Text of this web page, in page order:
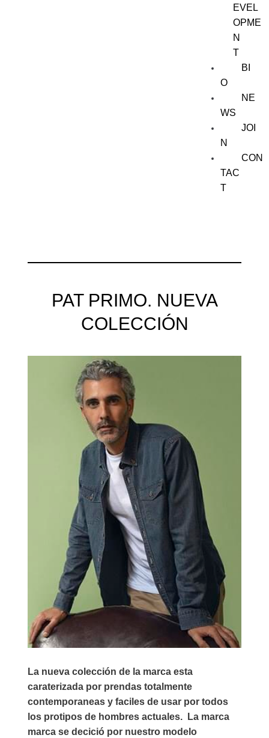
EVEL
OPME
N
T
BI
O
NE
WS
JOI
N
CON
TAC
T
PAT PRIMO. NUEVA
COLECCIÓN
La nueva colección de la marca esta
caraterizada por prendas totalmente
contemporaneas y faciles de usar por todos
los protipos de hombres actuales. La marca
marca se decició por nuestro modelo